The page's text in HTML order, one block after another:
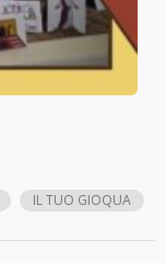
IL TUO GIOQUA